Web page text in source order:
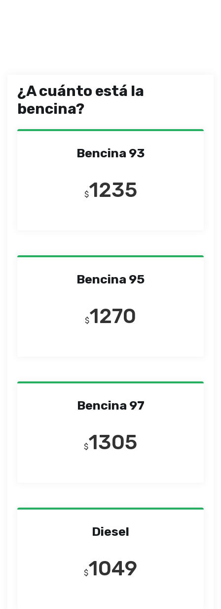
¿A cuánto está la
bencina?
Bencina 93
$1235
Bencina 95
$1270
Bencina 97
$1305
Diesel
$1049